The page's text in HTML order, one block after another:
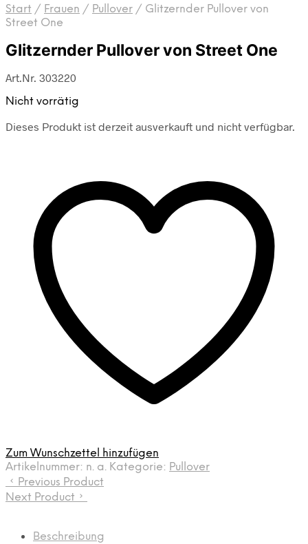
Start / Frauen / Pullover / Glitzernder Pullover von
Street One
Glitzernder Pullover von Street One
Art.Nr. 303220
Nicht vorrätig
Dieses Produkt ist derzeit ausverkauft und nicht verfügbar.
Zum Wunschzettel hinzufügen
Artikelnummer: n. a. Kategorie: Pullover
Previous Product
Next Product
Beschreibung